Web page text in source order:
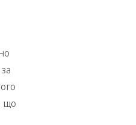
що